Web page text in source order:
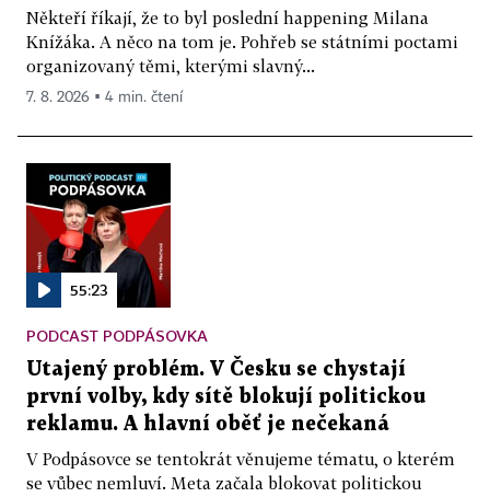
Někteří říkají, že to byl poslední happening Milana
Knížáka. A něco na tom je. Pohřeb se státními poctami
organizovaný těmi, kterými slavný...
7. 8. 2026 ▪ 4 min. čtení
55:23
PODCAST PODPÁSOVKA
Utajený problém. V Česku se chystají
první volby, kdy sítě blokují politickou
reklamu. A hlavní oběť je nečekaná
V Podpásovce se tentokrát věnujeme tématu, o kterém
se vůbec nemluví. Meta začala blokovat politickou